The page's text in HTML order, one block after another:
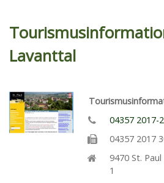
Lavanttal
04357 2017-
04357 2017
9470 St.
1